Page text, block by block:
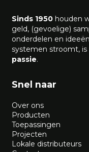
Sinds 1950 houden
geld, (gevoelige)
onderdelen en
systemen stroomt, is
passie.
Snel naar
Over ons
Producten
Toepassingen
Projecten
Lokale distributeurs